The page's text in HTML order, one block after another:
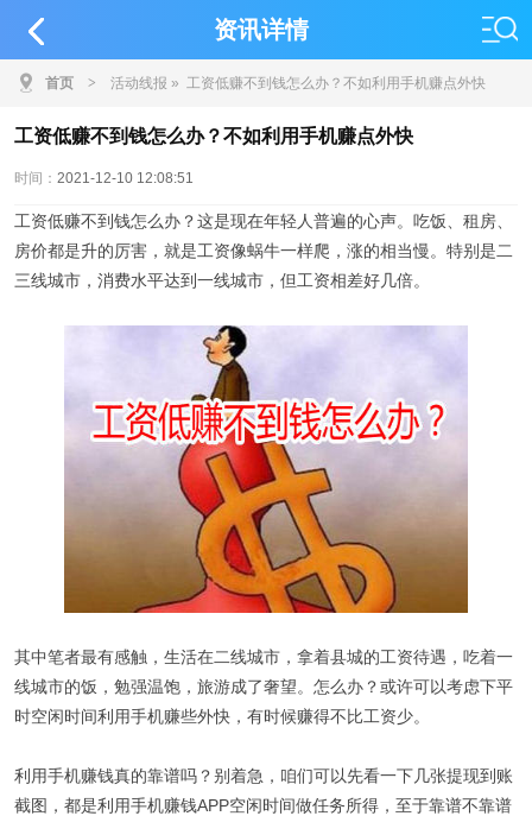
资讯详情
首页 > 活动线报 » 工资低赚不到钱怎么办？不如利用手机赚点外快
工资低赚不到钱怎么办？不如利用手机赚点外快
时间： 2021-12-10 12:08:51
工资低赚不到钱怎么办？这是现在年轻人普遍的心声。吃饭、租房、
房价都是升的厉害，就是工资像蜗牛一样爬，涨的相当慢。特别是二
三线城市，消费水平达到一线城市，但工资相差好几倍。
其中笔者最有感触，生活在二线城市，拿着县城的工资待遇，吃着一
线城市的饭，勉强温饱，旅游成了奢望。怎么办？或许可以考虑下平
时空闲时间利用手机赚些外快，有时候赚得不比工资少。
利用手机赚钱真的靠谱吗？别着急，咱们可以先看一下几张提现到账
截图，都是利用手机赚钱APP空闲时间做任务所得，至于靠谱不靠谱